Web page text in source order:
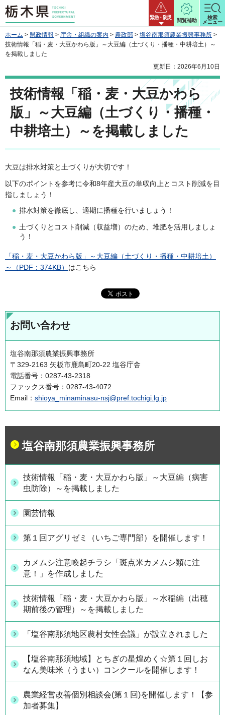
栃木県 緊急・防災
閲覧補助
検索
メニュー
ホーム > 県政情報 > 庁舎・組織の案内 > 農政部 > 塩谷南那須農業振興事務所 >
技術情報「稲・麦・大豆かわら版」～大豆編（土づくり・播種・中耕培土）～
を掲載しました
更新日：2026年6月10日
技術情報「稲・麦・大豆かわら
版」～大豆編（土づくり・播種・
中耕培土）～を掲載しました
大豆は排水対策と土づくりが大切です！
以下のポイントを参考に令和8年産大豆の単収向上とコスト削減を目
指しましょう！
排水対策を徹底し、適期に播種を行いましょう！
土づくりとコスト削減（収益増）のため、堆肥を活用しましょ
う！
「稲・麦・大豆かわら版」～大豆編（土づくり・播種・中耕培土）
～（PDF：374KB） はこちら
お問い合わせ
塩谷南那須農業振興事務所
〒329-2163 矢板市鹿島町20-22 塩谷庁舎
電話番号：0287-43-2318
ファックス番号：0287-43-4072
Email： shioya_minaminasu-nsj@pref.tochigi.lg.jp
塩谷南那須農業振興事務所
技術情報「稲・麦・大豆かわら版」～大豆編（病害
虫防除）～を掲載しました
園芸情報
第１回アグリゼミ（いちご専門部）を開催します！
カメムシ注意喚起チラシ「斑点米カメムシ類に注
意！」を作成しました
技術情報「稲・麦・大豆かわら版」～水稲編（出穂
期前後の管理）～を掲載しました
「塩谷南那須地区農村女性会議」が設立されました
【塩谷南那須地域】とちぎの星煌めく☆第１回しお
なん美味米（うまい）コンクールを開催します！
農業経営改善個別相談会(第１回)を開催します！【参
加者募集】